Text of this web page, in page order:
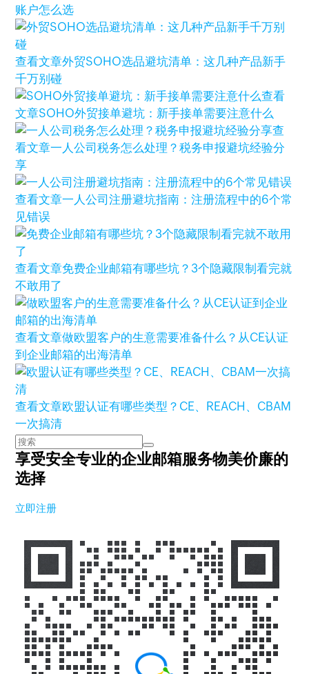
账户怎么选
查看文章外贸SOHO选品避坑清单：这几种产品新手
千万别碰
查看
文章SOHO外贸接单避坑：新手接单需要注意什么
查
看文章一人公司税务怎么处理？税务申报避坑经验分
享
查看文章一人公司注册避坑指南：注册流程中的6个常
见错误
查看文章免费企业邮箱有哪些坑？3个隐藏限制看完就
不敢用了
查看文章做欧盟客户的生意需要准备什么？从CE认证
到企业邮箱的出海清单
查看文章欧盟认证有哪些类型？CE、REACH、CBAM
一次搞清
享受安全专业的企业邮箱服务物美价廉的
选择
立即注册